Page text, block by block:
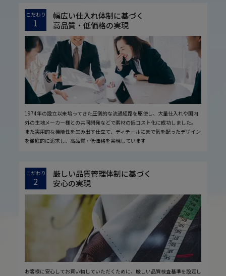
こだわり
1
幅広い仕入れ体制に基づく
高品質・低価格の実現
1974年の設立以来培ってきた圧倒的な流通経路を駆使し、大量仕入れや国内
外の生地メーカー様との共同開発などで素材の低コスト化に成功しました。
また実用的な機能性を生み出す仕立て、ディテールにまで気を配ったデザイン
を徹底的に追求し、高品質・低価格を実現しています
こだわり
2
厳しい品質管理体制に基づく
安心の実現
お客様に安心してお買い物していただくために、厳しい品質検査基準を設定し